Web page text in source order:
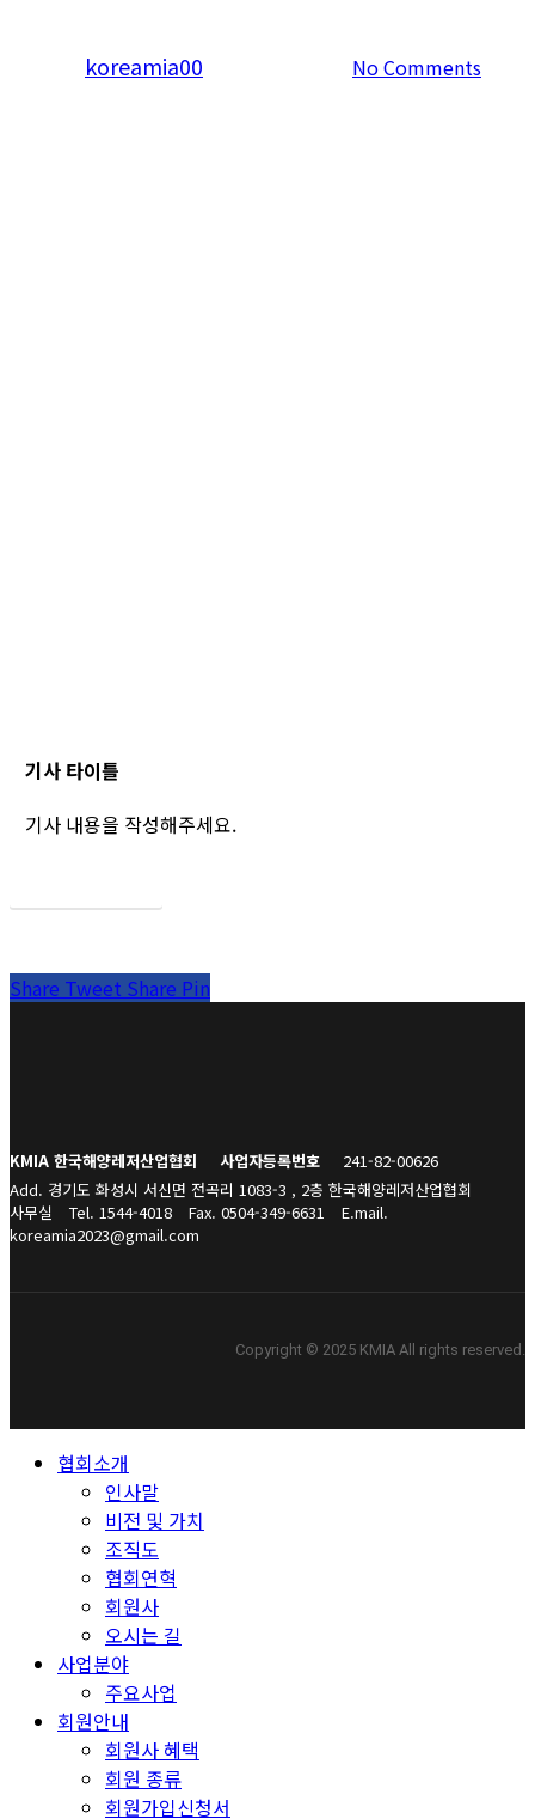
koreamia00 No Comments
기사 타이틀
기사 내용을 작성해주세요.
Share Tweet Share Pin
KMIA 한국해양레저산업협회 사업자등록번호
241-82-00626
Add. 경기도 화성시 서신면 전곡리 1083-3 , 2층 한국해양레저산업협회
사무실
Tel. 1544-4018 Fax. 0504-349-6631
E.mail.
koreamia2023@gmail.com
Copyright © 2025 KMIA All rights reserved.
Close 협회소개
인사말
비전 및 가치
조직도
협회연혁
회원사
오시는 길
사업분야
주요사업
회원안내
회원사 혜택
회원 종류
회원가입신청서